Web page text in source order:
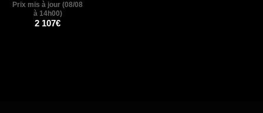
Prix mis à jour (08/08
à 14h00)
2 107€